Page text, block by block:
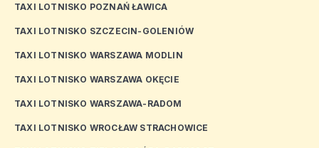
TAXI LOTNISKO POZNAŃ ŁAWICA
TAXI LOTNISKO SZCZECIN-GOLENIÓW
TAXI LOTNISKO WARSZAWA MODLIN
TAXI LOTNISKO WARSZAWA OKĘCIE
TAXI LOTNISKO WARSZAWA-RADOM
TAXI LOTNISKO WROCŁAW STRACHOWICE